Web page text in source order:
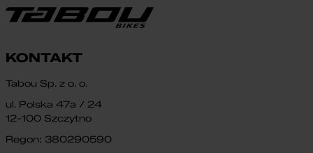
KONTAKT
Tabou Sp. z o. o.
ul. Polska 47a / 24
12-100 Szczytno
Regon: 380290590